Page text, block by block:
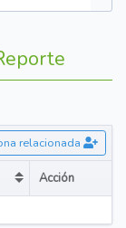
relacionada
order
by Detalle in
Acción